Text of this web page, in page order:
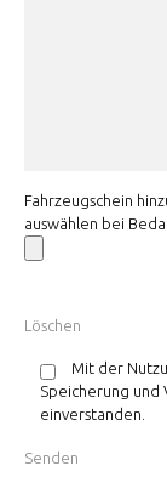
Fahrzeugschein
auswählen bei
Mit der
Speicherung
einverstanden.